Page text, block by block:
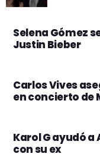
Selena Gómez
Justin Bieber
Carlos Vives
en concierto de
Karol G ayudó a
con su ex